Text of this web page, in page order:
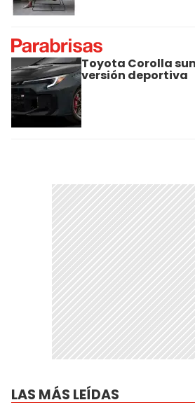
Toyota Corolla
versión deportiva
LAS MÁS LEÍDAS